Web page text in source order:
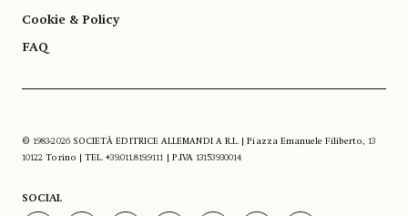
Cookie & Policy
FAQ
© 1983-2026 SOCIETÀ EDITRICE ALLEMANDI A R.L. | Piazza Emanuele Filiberto, 13
10122 Torino | TEL. +39.011.819.9111 | P.IVA 13153930014
SOCIAL